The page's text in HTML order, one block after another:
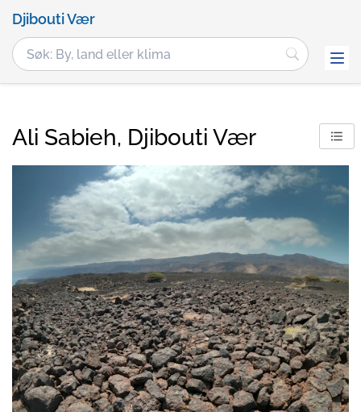
Djibouti Vær
Ali Sabieh, Djibouti Vær